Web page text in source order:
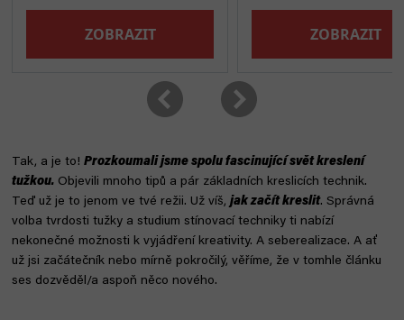
Tak, a je to! Prozkoumali jsme spolu fascinující svět kreslení
tužkou. Objevili mnoho tipů a pár základních kreslicích technik.
Teď už je to jenom ve tvé režii. Už víš, jak začít kreslit. Správná
volba tvrdosti tužky a studium stínovací techniky ti nabízí
nekonečné možnosti k vyjádření kreativity. A seberealizace. A ať
už jsi začátečník nebo mírně pokročilý, věříme, že v tomhle článku
ses dozvěděl/a aspoň něco nového.